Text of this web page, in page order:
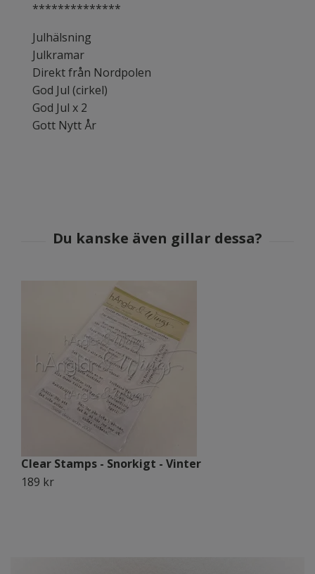
**************
Julhälsning
Julkramar
Direkt från Nordpolen
God Jul (cirkel)
God Jul x 2
Gott Nytt År
Clear Stamps - Snorkigt - Vinter
189 kr